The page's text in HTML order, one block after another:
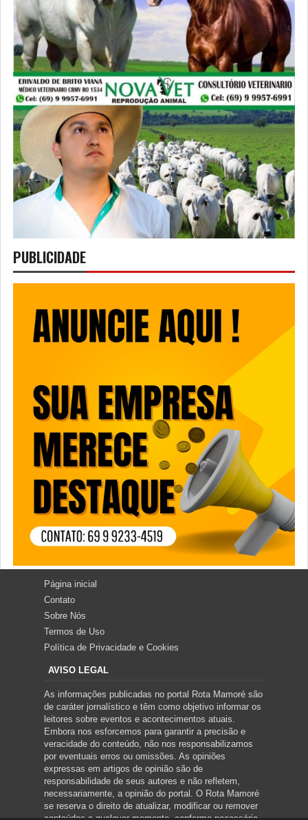
PUBLICIDADE
Página inicial
Contato
Sobre Nós
Termos de Uso
Política de Privacidade e Cookies
AVISO LEGAL
As informações publicadas no portal Rota Mamoré são
de caráter jornalístico e têm como objetivo informar os
leitores sobre eventos e acontecimentos atuais.
Embora nos esforcemos para garantir a precisão e
veracidade do conteúdo, não nos responsabilizamos
por eventuais erros ou omissões. As opiniões
expressas em artigos de opinião são de
responsabilidade de seus autores e não refletem,
necessariamente, a opinião do portal. O Rota Mamoré
se reserva o direito de atualizar, modificar ou remover